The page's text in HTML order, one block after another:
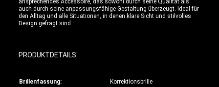
auch durch seine anpassungsfähige Gestaltung überzeugt. Ideal für
den Alltag und alle Situationen, in denen klare Sicht und stilvolles
Design gefragt sind.
PRODUKTDETAILS
Brillenfassung:
Korrektionsbrille